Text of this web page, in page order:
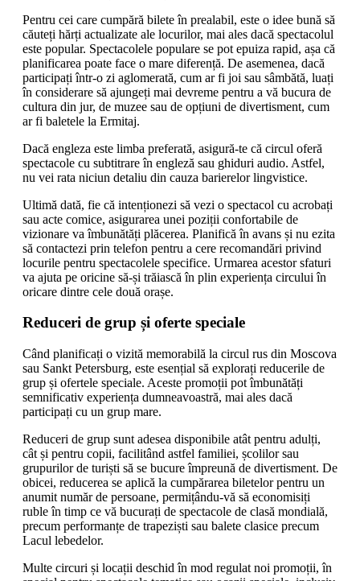
Pentru cei care cumpără bilete în prealabil, este o idee bună să
căuteți hărți actualizate ale locurilor, mai ales dacă spectacolul
este popular. Spectacolele populare se pot epuiza rapid, așa că
planificarea poate face o mare diferență. De asemenea, dacă
participați într-o zi aglomerată, cum ar fi joi sau sâmbătă, luați
în considerare să ajungeți mai devreme pentru a vă bucura de
cultura din jur, de muzee sau de opțiuni de divertisment, cum
ar fi baletele la Ermitaj.
Dacă engleza este limba preferată, asigură-te că circul oferă
spectacole cu subtitrare în engleză sau ghiduri audio. Astfel,
nu vei rata niciun detaliu din cauza barierelor lingvistice.
Ultimă dată, fie că intenționezi să vezi o spectacol cu acrobați
sau acte comice, asigurarea unei poziții confortabile de
vizionare va îmbunătăți plăcerea. Planifică în avans și nu ezita
să contactezi prin telefon pentru a cere recomandări privind
locurile pentru spectacolele specifice. Urmarea acestor sfaturi
va ajuta pe oricine să-și trăiască în plin experiența circului în
oricare dintre cele două orașe.
Reduceri de grup și oferte speciale
Când planificați o vizită memorabilă la circul rus din Moscova
sau Sankt Petersburg, este esențial să explorați reducerile de
grup și ofertele speciale. Aceste promoții pot îmbunătăți
semnificativ experiența dumneavoastră, mai ales dacă
participați cu un grup mare.
Reduceri de grup sunt adesea disponibile atât pentru adulți,
cât și pentru copii, facilitând astfel familiei, școlilor sau
grupurilor de turiști să se bucure împreună de divertisment. De
obicei, reducerea se aplică la cumpărarea biletelor pentru un
anumit număr de persoane, permițându-vă să economisiți
ruble în timp ce vă bucurați de spectacole de clasă mondială,
precum performanțe de trapeziști sau balete clasice precum
Lacul lebedelor.
Multe circuri și locații deschid în mod regulat noi promoții, în